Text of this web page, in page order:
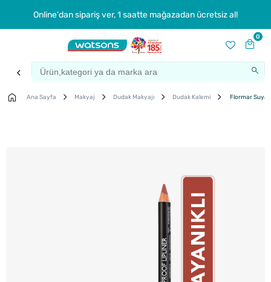
Online'dan sipariş ver, 1 saatte mağazadan ücretsiz al!
0
Ana Sayfa Makyaj Dudak Makyajı Dudak Kalemi Flormar Suya